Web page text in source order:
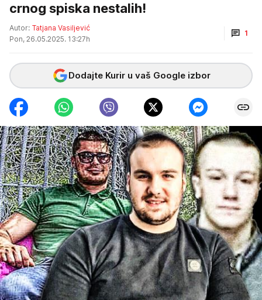
crnog spiska nestalih!
Autor: Tatjana Vasiljević
Pon, 26.05.2025. 13:27h
1
Dodajte Kurir u vaš Google izbor